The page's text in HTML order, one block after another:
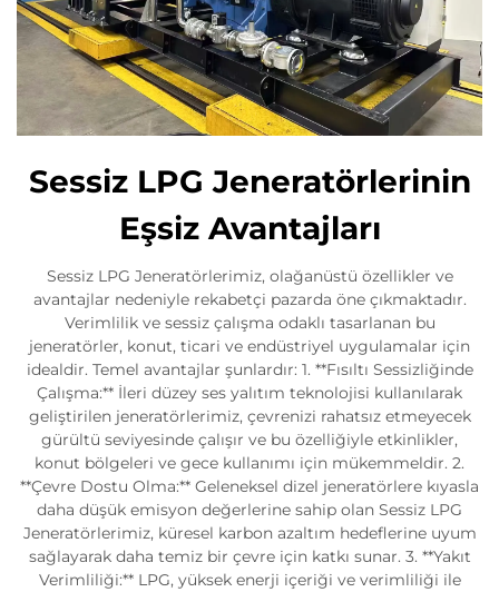
Sessiz LPG Jeneratörlerinin
Eşsiz Avantajları
Sessiz LPG Jeneratörlerimiz, olağanüstü özellikler ve
avantajlar nedeniyle rekabetçi pazarda öne çıkmaktadır.
Verimlilik ve sessiz çalışma odaklı tasarlanan bu
jeneratörler, konut, ticari ve endüstriyel uygulamalar için
idealdir. Temel avantajlar şunlardır: 1. **Fısıltı Sessizliğinde
Çalışma:** İleri düzey ses yalıtım teknolojisi kullanılarak
geliştirilen jeneratörlerimiz, çevrenizi rahatsız etmeyecek
gürültü seviyesinde çalışır ve bu özelliğiyle etkinlikler,
konut bölgeleri ve gece kullanımı için mükemmeldir. 2.
**Çevre Dostu Olma:** Geleneksel dizel jeneratörlere kıyasla
daha düşük emisyon değerlerine sahip olan Sessiz LPG
Jeneratörlerimiz, küresel karbon azaltım hedeflerine uyum
sağlayarak daha temiz bir çevre için katkı sunar. 3. **Yakıt
Verimliliği:** LPG, yüksek enerji içeriği ve verimliliği ile